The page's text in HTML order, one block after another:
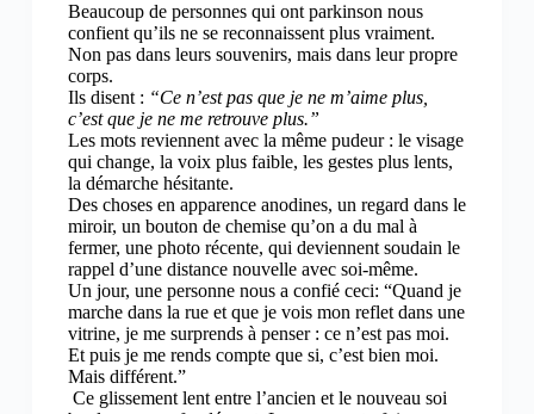
Beaucoup de personnes qui ont parkinson nous
confient qu’ils ne se reconnaissent plus vraiment.
Non pas dans leurs souvenirs, mais dans leur propre
corps.
Ils disent : “Ce n’est pas que je ne m’aime plus,
c’est que je ne me retrouve plus.”
Les mots reviennent avec la même pudeur : le visage
qui change, la voix plus faible, les gestes plus lents,
la démarche hésitante.
Des choses en apparence anodines, un regard dans le
miroir, un bouton de chemise qu’on a du mal à
fermer, une photo récente, qui deviennent soudain le
rappel d’une distance nouvelle avec soi-même.
Un jour, une personne nous a confié ceci: “Quand je
marche dans la rue et que je vois mon reflet dans une
vitrine, je me surprends à penser : ce n’est pas moi.
Et puis je me rends compte que si, c’est bien moi.
Mais différent.”
Ce glissement lent entre l’ancien et le nouveau soi